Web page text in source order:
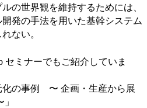
の世界観を維持するためには、
発の手法を用いた基幹システム
ない。
セミナーでもご紹介していま
化の事例 〜 企画・生産から展